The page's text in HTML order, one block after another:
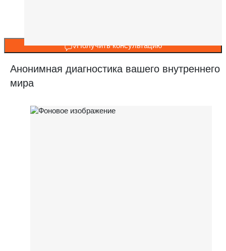
Получить консультацию
Анонимная диагностика вашего внутреннего
мира